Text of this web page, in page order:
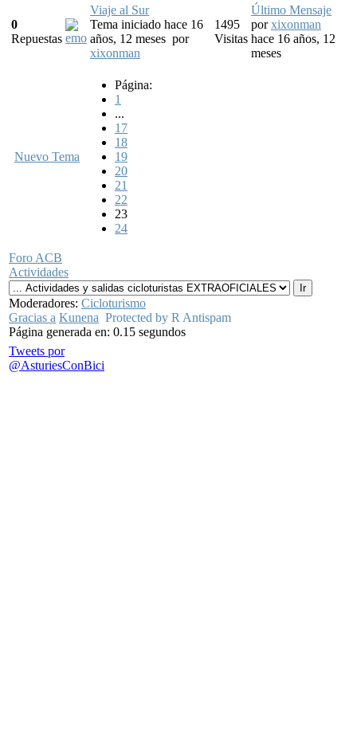
0
Repuestas
Viaje al Sur
Tema iniciado hace 16
años, 12 meses por
xixonman
1495
Visitas
Último Mensaje
porxixonman
hace 16 años, 12
meses
Nuevo Tema
Página:
1
...
17
18
19
20
21
22
23
24
Foro ACB
Actividades
Moderadores: Cicloturismo
Gracias a Kunena Protected by R Antispam
Página generada en: 0.15 segundos
Tweets por
@AsturiesConBici